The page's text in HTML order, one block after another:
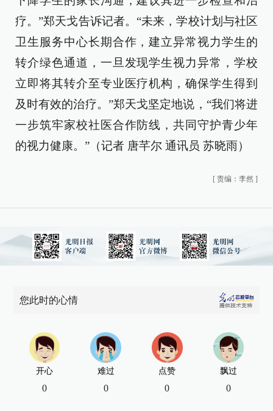
疗。”郑天戈告诉记者。“未来，学校计划与社区
卫生服务中心长期合作，建立异常视力学生的
转介绿色通道，一旦发现学生视力异常，学校
立即将其转介至专业医疗机构，确保学生得到
及时有效的治疗。”郑天戈坚定地说，“我们将进
一步筑牢家校社医合作防线，共同守护青少年
的视力健康。”（记者 唐芊尔 通讯员 苏晓雨）
[ 责编：李然 ]
您此时的心情
开心
0
难过
0
点赞
0
飘过
0